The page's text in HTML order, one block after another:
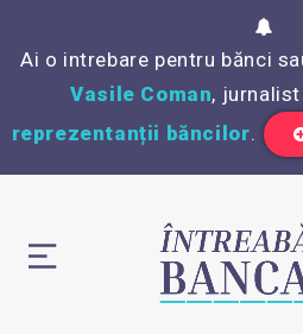
Ai o intrebare pentru bănci
Vasile Coman, jurnalist
reprezentanții băncilor.